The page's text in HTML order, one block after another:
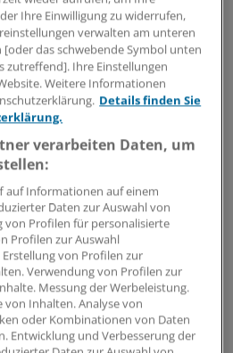
neurobiologische
Mehr Nikotin wird erforderlich,
ähnliche
Beginn.
Nikotin ist das Leberenzym
Es baut Nikotin zum
Kotinin ab.
des Enzym-Gens, die Nikotin
ein geringeres Risiko, Raucher
zu erkranken, wie
von der Universität Toronto
sie aber rauchten, dann im
als Schnell-Metabolisierer,
wieder aufzuhören, so die
Ihre Einwilligung zu widerrufen,
verwalten am unteren
[oder das schwebende Symbol unten
zutreffend]. Ihre Einstellungen
Weitere Informationen
Details finden Sie
verarbeiten Daten, um
auf Informationen auf einem
Daten zur Auswahl von
von Profilen für personalisierte
Profilen zur Auswahl
von Profilen zur
Verwendung von Profilen zur
Messung der Werbeleistung.
von Inhalten. Analyse von
oder Kombinationen von Daten
Entwicklung und Verbesserung der